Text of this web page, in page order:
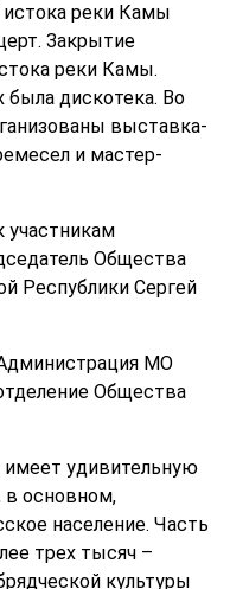
реки Камы
Закрытие
реки Камы.
дискотека. Во
выставка-
и мастер-
Общества
Республики Сергей
МО
Общества
удивительную
в основном,
население. Часть
трех тысяч –
культуры